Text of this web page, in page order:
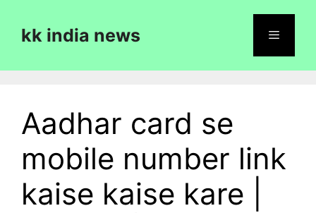
contentkk india news
Aadhar card se
mobile number link
kaise kaise kare |